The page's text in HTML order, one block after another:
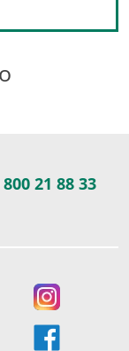
21 88 33